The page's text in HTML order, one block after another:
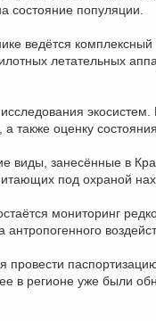
состояние популяции.
ведётся
летательных
также оценку
виды, занесённые в
под охраной
мониторинг
антропогенного
в регионе уже были